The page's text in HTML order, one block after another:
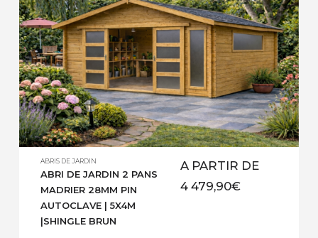
ABRIS DE JARDIN
ABRI DE JARDIN 2 PANS
MADRIER 28MM PIN
AUTOCLAVE | 5X4M
|SHINGLE BRUN
A PARTIR DE
4 479,90€